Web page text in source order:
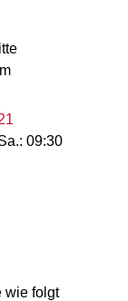
09:30
wie folgt